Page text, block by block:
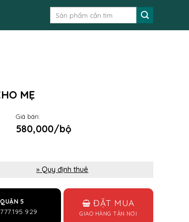
MẸ
Giá bán:
580,000/bộ
» Quy định thuê
QUẬN 5 ĐẶT MUA
GIAO HÀNG TẬN NƠI